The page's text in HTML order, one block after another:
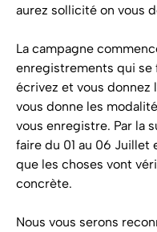
aurez sollicité on vous
La campagne
enregistrements qui se
écrivez et vous donnez
vous donne les
vous enregistre. Par la
faire du 01 au 06 Juillet
que les choses vont
concrète.
Nous vous serons